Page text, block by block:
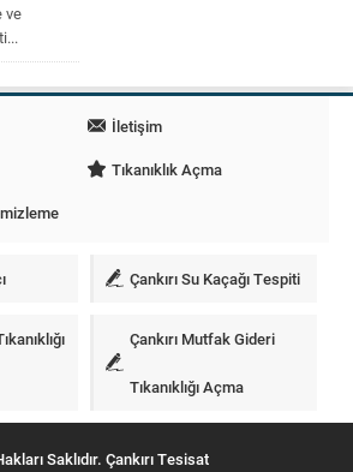
ve
İletişim
Tıkanıklık Açma
Çankırı Su Kaçağı Tespiti
Çankırı Mutfak Gideri
Tıkanıklığı Açma
Saklıdır. Çankırı Tesisat